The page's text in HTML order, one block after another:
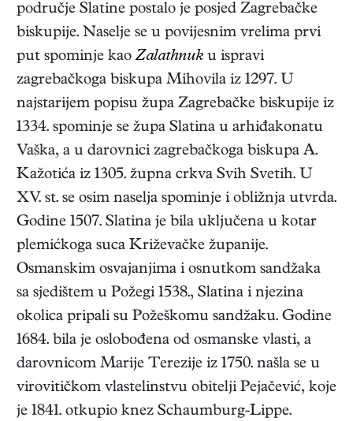
područje Slatine postalo je posjed Zagrebačke
biskupije. Naselje se u povijesnim vrelima prvi
put spominje kaoZalathnuk u ispravi
zagrebačkoga biskupa Mihovila iz 1297. U
najstarijem popisu župa Zagrebačke biskupije iz
1334. spominje se župa Slatina u arhiđakonatu
Vaška, a u darovnici zagrebačkoga biskupa A.
Kažotića iz 1305. župna crkva Svih Svetih. U
XV. st. se osim naselja spominje i obližnja utvrda.
Godine 1507. Slatina je bila uključena u kotar
plemićkoga suca Križevačke županije.
Osmanskim osvajanjima i osnutkom sandžaka
sa sjedištem u Požegi 1538., Slatina i njezina
okolica pripali su Požeškomu sandžaku. Godine
1684. bila je oslobođena od osmanske vlasti, a
darovnicom Marije Terezije iz 1750. našla se u
virovitičkom vlastelinstvu obitelji Pejačević, koje
je 1841. otkupio knez Schaumburg-Lippe.